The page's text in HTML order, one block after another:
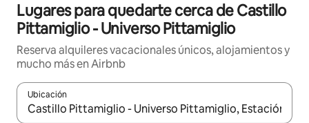
Lugares para quedarte cerca de Castillo
Pittamiglio - Universo Pittamiglio
Reserva alquileres vacacionales únicos, alojamientos y
mucho más en Airbnb
Ubicación
Cuando los resultados estén disponibles, navega con las